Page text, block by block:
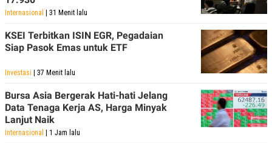
Internasional | 31 Menit lalu
KSEI Terbitkan ISIN EGR, Pegadaian
Siap Pasok Emas untuk ETF
Investasi | 37 Menit lalu
Bursa Asia Bergerak Hati-hati Jelang
Data Tenaga Kerja AS, Harga Minyak
Lanjut Naik
Internasional | 1 Jam lalu